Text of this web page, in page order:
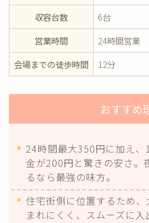
収容台数
6台
営業時間
24時間営業
会場までの徒歩時間
12分
おすすめ
24時間最大350円に加え
金が200円と驚きの安さ。
るなら最強の味方。
住宅街側に位置するため
まれにくく、スムーズに入